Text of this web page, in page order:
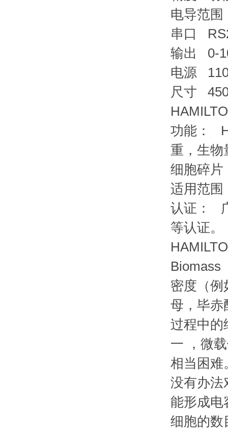
电导范
串口
输出 0-
电源
尺寸
功能：
重，生物
细胞碎片
适用范围
认证：
等认证
Biomass
密度（例
母，毕赤
过程中
一 ，微
相当困难
没有办法
能形成电
细胞的数